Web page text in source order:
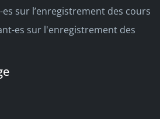
sur l’enregistrement des cours
es sur l'enregistrement des